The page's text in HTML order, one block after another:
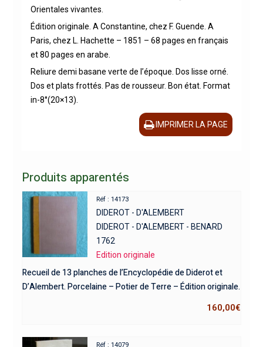
Orientales vivantes.
Édition originale. A Constantine, chez F. Guende. A
Paris, chez L. Hachette – 1851 – 68 pages en français
et 80 pages en arabe.
Reliure demi basane verte de l’époque. Dos lisse orné.
Dos et plats frottés. Pas de rousseur. Bon état. Format
in-8°(20×13).
IMPRIMER LA PAGE
Produits apparentés
Réf : 14173
DIDEROT - D'ALEMBERT
DIDEROT - D'ALEMBERT - BENARD
1762
Edition originale
Recueil de 13 planches de l’Encyclopédie de Diderot et
D’Alembert. Porcelaine – Potier de Terre – Édition originale.
160,00€
Réf : 14079